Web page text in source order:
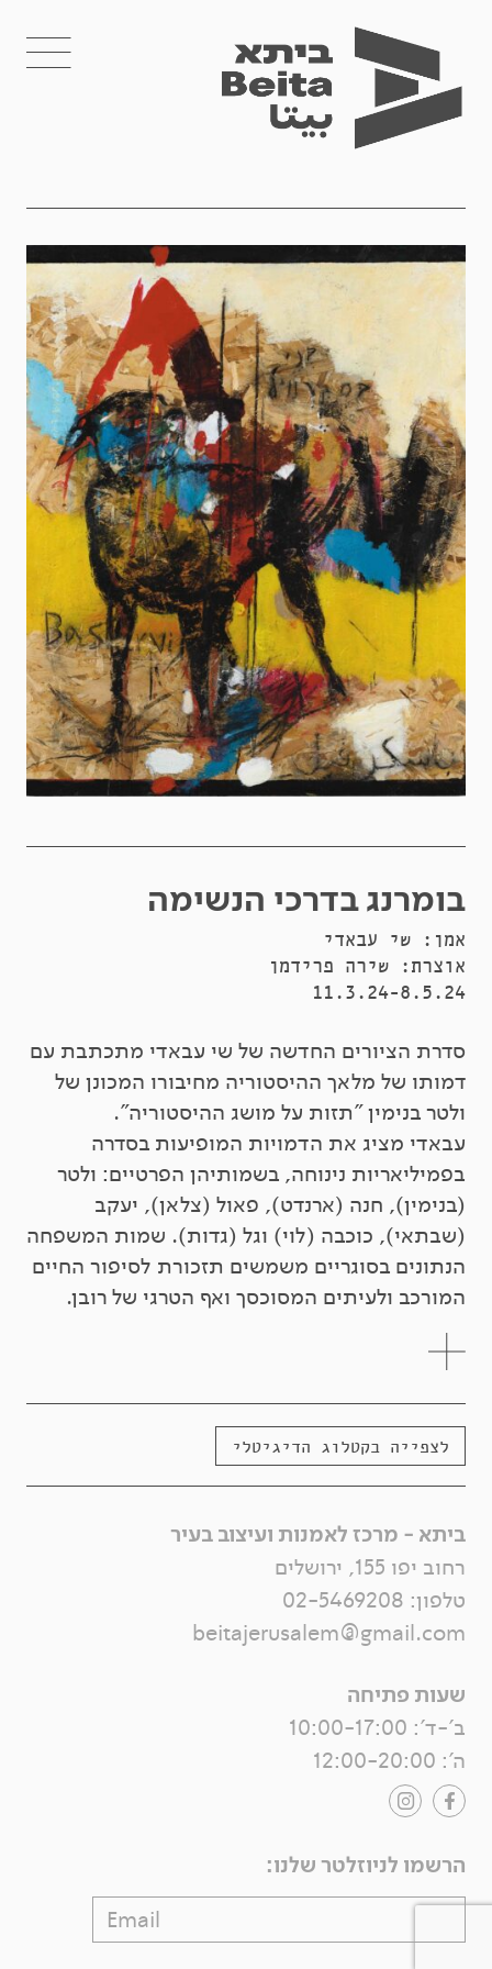
בומרנג בדרכי הנשימה
אמן: שי עבאדי
אוצרת: שירה פרידמן
11.3.24-8.5.24
סדרת הציורים החדשה של שי עבאדי מתכתבת עם
דמותו של מלאך ההיסטוריה מחיבורו המכונן של
ולטר בנימין "תזות על מושג ההיסטוריה".
עבאדי מציג את הדמויות המופיעות בסדרה
בפמיליאריות נינוחה, בשמותיהן הפרטיים: ולטר
(בנימין), חנה (ארנדט), פאול (צלאן), יעקב
(שבתאי), כוכבה (לוי) וגל (גדות). שמות המשפחה
הנתונים בסוגריים משמשים תזכורת לסיפור החיים
המורכב ולעיתים המסוכסך ואף הטרגי של רובן.
לצפייה בקטלוג הדיגיטלי
ביתא - מרכז לאמנות ועיצוב בעיר
רחוב יפו 155, ירושלים
טלפון: 02-5469208
beitajerusalem@gmail.com
שעות פתיחה
ב'-ד': 10:00-17:00
ה': 12:00-20:00
הרשמו לניוזלטר שלנו: